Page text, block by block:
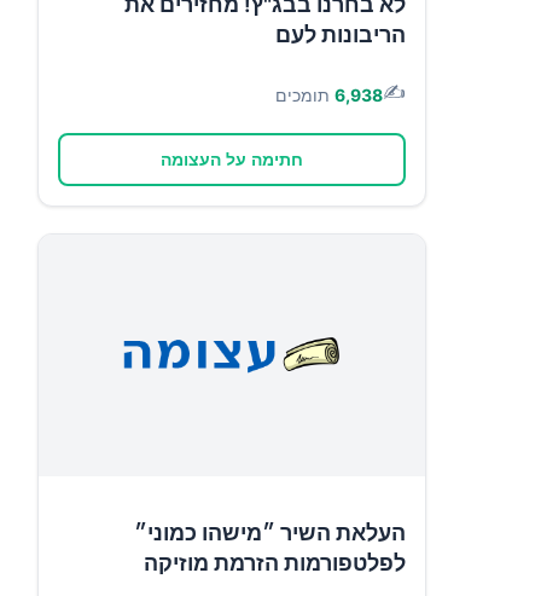
הריבונות לעם
✍️
6,938 תומכים
חתימה על העצומה
העלאת השיר ״מישהו כמוני״
לפלטפורמות הזרמת מוזיקה